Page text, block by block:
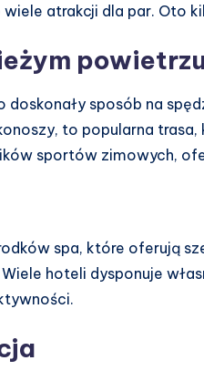
atrakcji dla par. Oto
sposób na
to popularna
sportów zimowych,
spa, które oferują
hoteli dysponuje